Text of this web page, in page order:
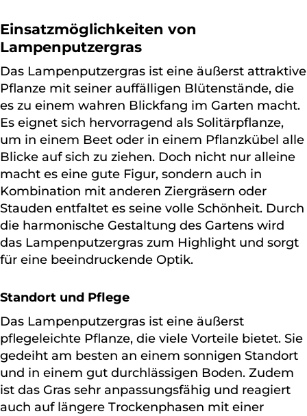
Einsatzmöglichkeiten von
Lampenputzergras
Das Lampenputzergras ist eine äußerst attraktive
Pflanze mit seiner auffälligen Blütenstände, die
es zu einem wahren Blickfang im Garten macht.
Es eignet sich hervorragend als Solitärpflanze,
um in einem Beet oder in einem Pflanzkübel alle
Blicke auf sich zu ziehen. Doch nicht nur alleine
macht es eine gute Figur, sondern auch in
Kombination mit anderen Ziergräsern oder
Stauden entfaltet es seine volle Schönheit. Durch
die harmonische Gestaltung des Gartens wird
das Lampenputzergras zum Highlight und sorgt
für eine beeindruckende Optik.
Standort und Pflege
Das Lampenputzergras ist eine äußerst
pflegeleichte Pflanze, die viele Vorteile bietet. Sie
gedeiht am besten an einem sonnigen Standort
und in einem gut durchlässigen Boden. Zudem
ist das Gras sehr anpassungsfähig und reagiert
auch auf längere Trockenphasen mit einer